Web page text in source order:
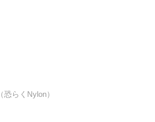
らくNylon）